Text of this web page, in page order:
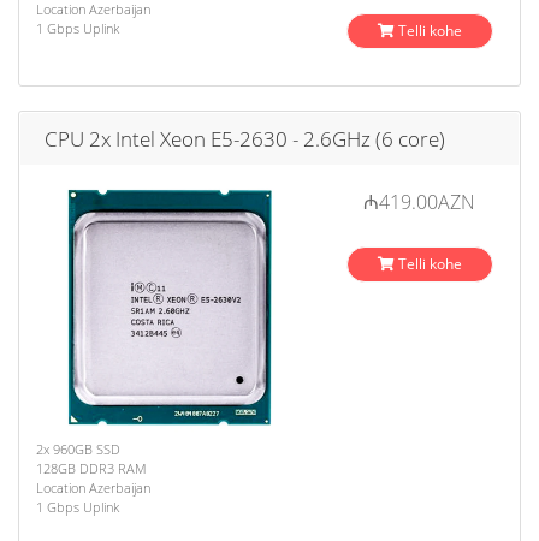
Location Azerbaijan
1 Gbps Uplink
Telli kohe
CPU 2x Intel Xeon E5-2630 - 2.6GHz (6 core)
2x 960GB SSD
128GB DDR3 RAM
Location Azerbaijan
1 Gbps Uplink
₼419.00AZN
Telli kohe